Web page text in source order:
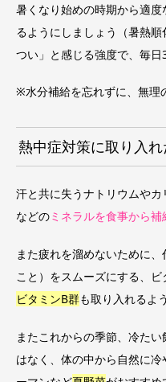
暑くなり始めの時期から適
るようにしましょう（暑熱
つい」と感じる強度で、毎日
※水分補給を忘れずに、無理
熱中症対策に取り入
汗と共に失うナトリウムや
などのミネラルを食事から
また疲れを溜めないために
こと）をスムーズにする、
ビタミンB群も取り入れるよ
またこれからの季節、冷た
はなく、体の中から自然に